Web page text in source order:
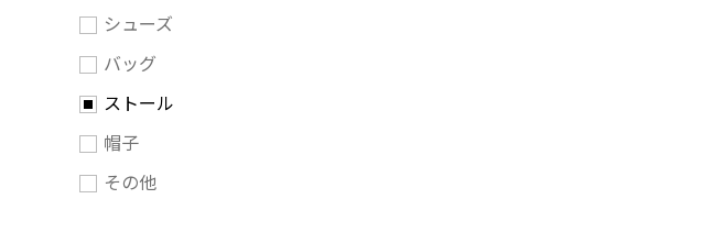
シューズ
バッグ
ストール
帽子
その他